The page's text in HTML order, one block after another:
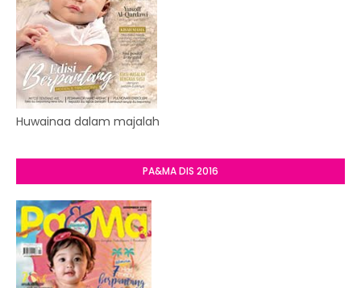
Huwainaa dalam majalah
PA&MA DIS 2016